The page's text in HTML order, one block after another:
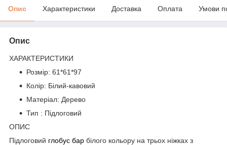
Опис Характеристики Доставка Оплата Умови
Опис
ХАРАКТЕРИСТИКИ
Розмір: 61*61*97
Колір: Білий-кавовий
Матеріал: Дерево
Тип : Підлоговий
ОПИС
Підлоговий глобус бар білого кольору на трьох ніжках з